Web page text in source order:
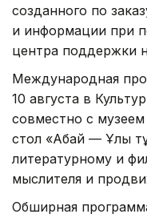
созданного по
и информации при
центра поддержки
Международная
10 августа в
совместно с
стол «Абай — Ұлы
литературному и
мыслителя и
Обширная